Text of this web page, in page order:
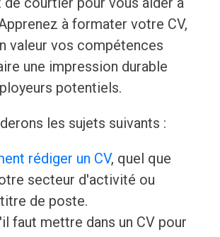
à formater votre CV,
valeur vos compétences
une impression durable
potentiels.
les sujets suivants :
rédiger un CV, quel que
secteur d'activité ou
de poste.
faut mettre dans un CV pour